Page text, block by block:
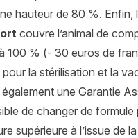
hauteur de 80 %. Enfin,
couvre l’animal de
100 % (- 30 euros de
la stérilisation et la
une Garantie
de changer de
supérieure à l’issue de